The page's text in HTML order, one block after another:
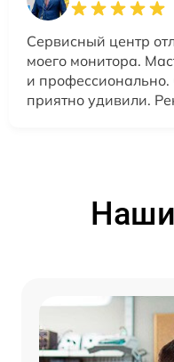
Сервисный центр
моего монитора.
и
приятно удивили.